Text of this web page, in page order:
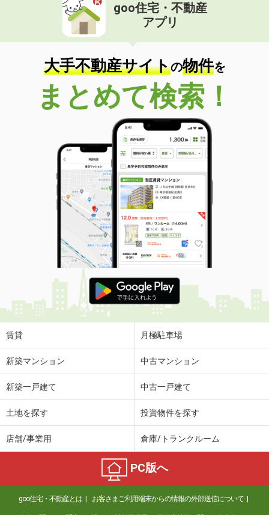
goo住宅・不動産
アプリ
大手不動産サイトの物件を
まとめて検索！
賃貸 月極駐車場
新築マンション 中古マンション
新築一戸建て 中古一戸建て
土地を探す 投資物件を探す
店舗/事業用 倉庫/トランクルーム
PC版へ
goo住宅・不動産とは お客さまご利用端末からの情報の外部送信について